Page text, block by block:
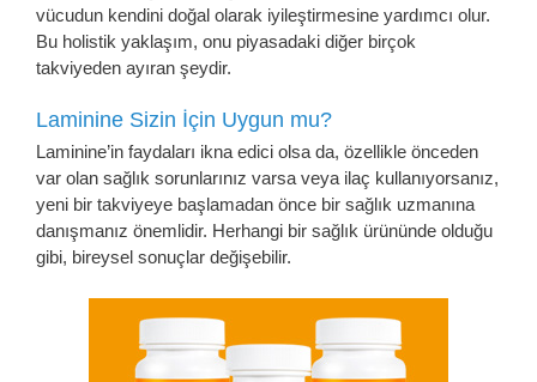
vücudun kendini doğal olarak iyileştirmesine yardımcı olur.
Bu holistik yaklaşım, onu piyasadaki diğer birçok
takviyeden ayıran şeydir.
Laminine Sizin İçin Uygun mu?
Laminine’in faydaları ikna edici olsa da, özellikle önceden
var olan sağlık sorunlarınız varsa veya ilaç kullanıyorsanız,
yeni bir takviyeye başlamadan önce bir sağlık uzmanına
danışmanız önemlidir. Herhangi bir sağlık ürününde olduğu
gibi, bireysel sonuçlar değişebilir.